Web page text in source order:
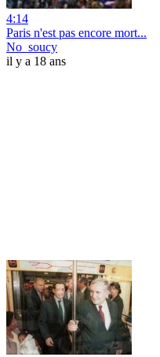
4:14
Paris n'est pas encore mort...
No_soucy
il y a 18 ans